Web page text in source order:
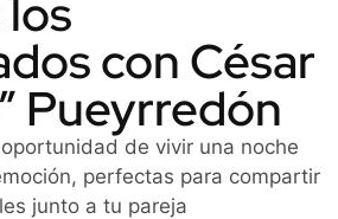
con César
Pueyrredón
de vivir una noche
perfectas para compartir
junto a tu pareja